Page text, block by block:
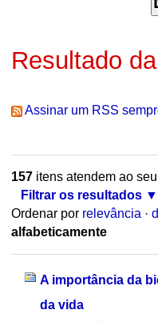
Resultado
Assinar um RSS
157itens atendem ao
Filtrar os resultados
Ordenar por relevância ·
alfabeticamente
A importância da
da vida